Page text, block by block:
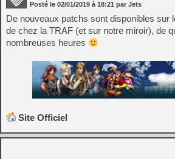
Posté le 02/01/2019 à 18:21 par Jets
De nouveaux patchs sont disponibles sur
de chez la TRAF (et sur notre miroir), de
nombreuses heures
Site Officiel